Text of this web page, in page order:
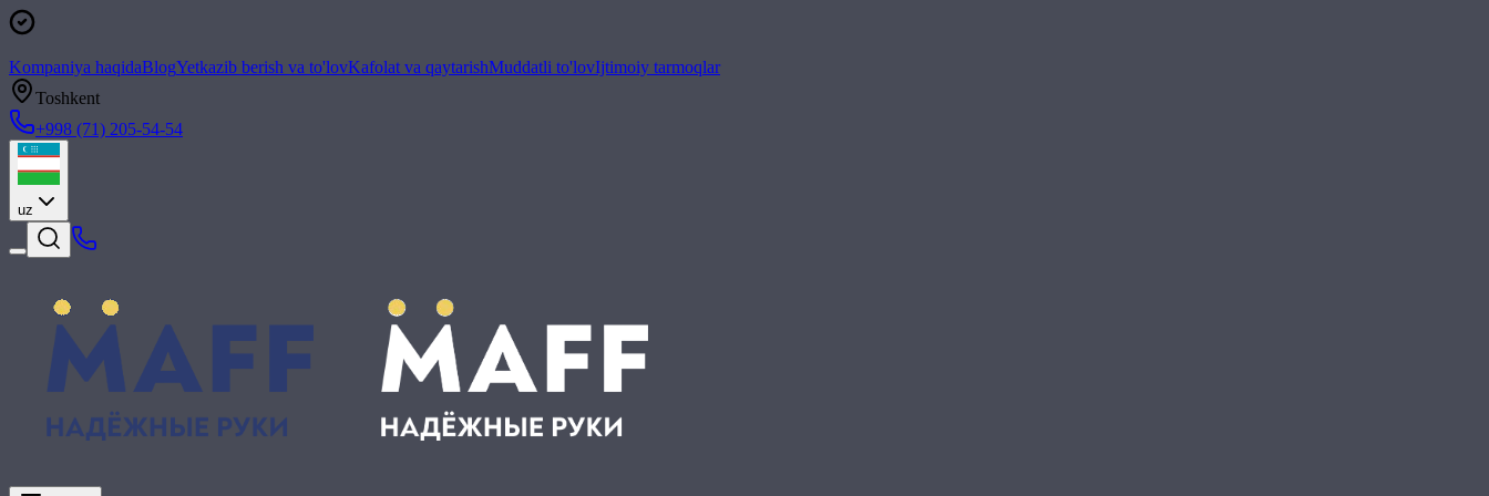
Kompaniya haqidaBlogYetkazib berish va to'lovKafolat va qaytarishMuddatli to'lovIjtimoiy tarmoqlar
Toshkent
+998 (71) 205-54-54
uz